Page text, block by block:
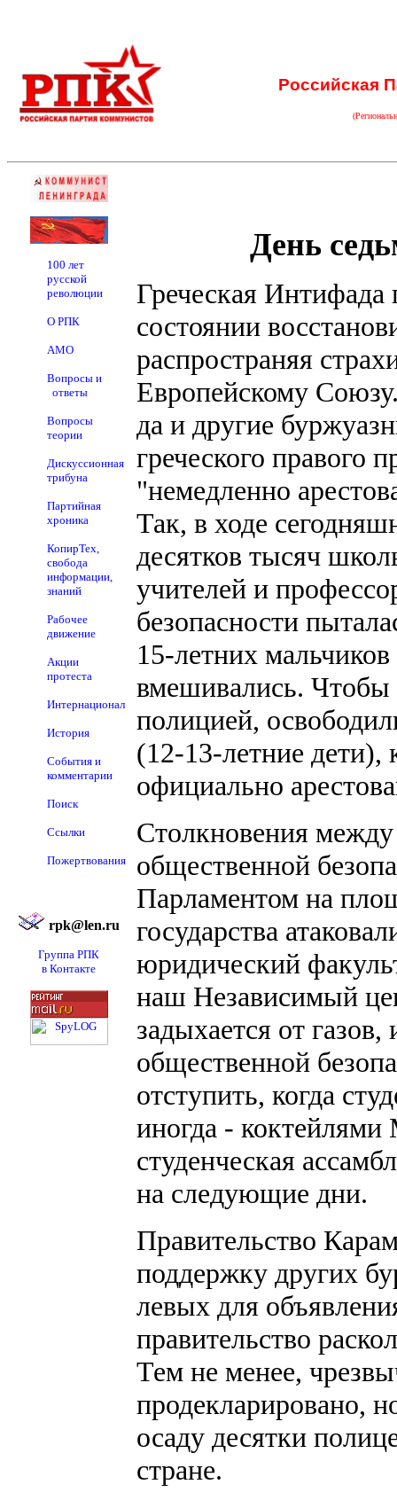
Российская
100 лет
русской
революции
О РПК
АМО
Вопросы и
ответы
Вопросы
теории
Дискуссионная
трибуна
Партийная
хроника
КопирТех,
свобода
информации,
знаний
Рабочее
движение
Акции
протеста
Интернационал
История
События и
комментарии
Поиск
Ссылки
Пожертвования
rpk@len.ru
Группа РПК
в Контакте
День
Греческая Интифада
состоянии
распространяя
Европейскому
да и другие
греческого правого
"немедленно
Так, в ходе
десятков тысяч
учителей и
безопасности
15-летних
вмешивались. Чтобы
полицией,
(12-13-летние дети),
официально
Столкновения
общественной
Парламентом на
государства
юридический
наш Независимый
задыхается от
общественной
отступить, когда
иногда - коктейлями
студенческая
на следующие дни.
Правительство
поддержку других
левых для
правительство
Тем не менее,
продекларировано,
осаду десятки
стране.